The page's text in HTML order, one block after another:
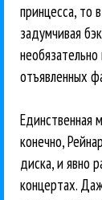
принцесса, то
задумчивая
отъявленных
Единственная
конечно,
диска, и явно
концертах.